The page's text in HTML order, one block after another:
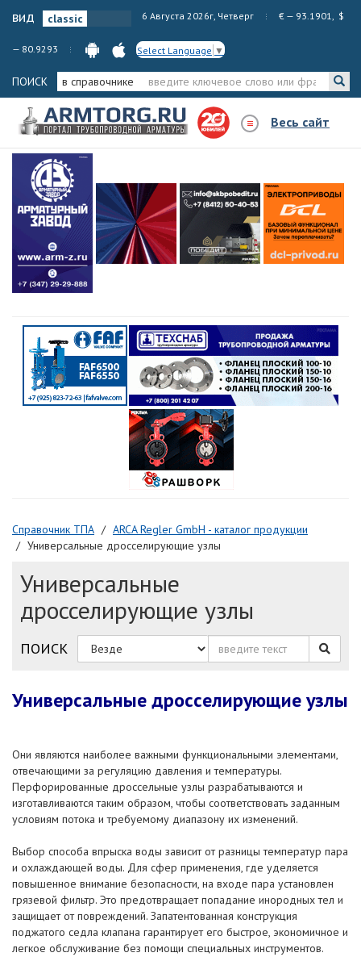
вид 6 Августа 2026г, Четверг € — 93.1901, $
— 80.9293 Select Language ▼
ПОИСК в справочнике
Весь сайт
Справочник ТПА
ARCA Regler GmbH - каталог продукции
Универсальные дросселирующие узлы
Универсальные
дросселирующие узлы
ПОИСК
Универсальные дросселирующие узлы
Они являются наиболее важными функциональными элементами,
отвечающими за регуляцию давления и температуры.
Перфорированные дроссельные узлы разрабатываются и
изготавливаются таким образом, чтобы соответствовать заданным
условиям потока и требуемому диапазону их изменений.
Выбор способа впрыска воды зависит от разницы температур пара
и охлаждающей воды. Для сфер применения, где уделяется
повышенное внимание безопасности, на входе пара установлен
грязевой фильтр. Это предотвращает попадание инородных тел и
защищает от повреждений. Запатентованная конструкция
поджатого седла клапана гарантирует его быстрое, экономичное и
легкое обслуживание без помощи специальных инструментов.